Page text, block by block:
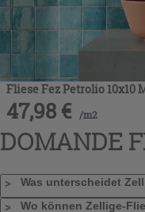
Fliese Fez Petrolio 10x10
47,98 € /m2
DOMANDE
Was unterscheidet
Wo können Zellige-